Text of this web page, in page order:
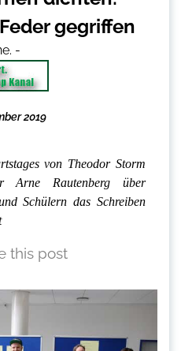
gegriffen
-
2019
von Theodor Storm
Rautenberg über
Schülern das Schreiben
this post